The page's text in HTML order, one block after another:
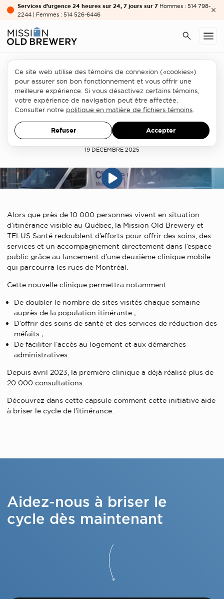
Services d’urgence 24 heures sur 24, 7 jours sur 7 Hommes : 514 798-
2244 | Femmes : 514 526-6446
Doubler la portée, doubler
l’impact : une deuxième clinique
mobile pour la Mission Old
Brewery
19 DÉCEMBRE 2025
Alors que près de 10 000 personnes vivent en situation
d’itinérance visible au Québec, la Mission Old Brewery et
TELUS Santé redoublent d’efforts pour offrir des soins, des
services et un accompagnement directement dans l’espace
public grâce au lancement d’une deuxième clinique mobile
qui parcourra les rues de Montréal.
Cette nouvelle clinique permettra notamment :
De doubler le nombre de sites visités chaque semaine
auprès de la population itinérante ;
D’offrir des soins de santé et des services de réduction des
méfaits ;
De faciliter l’accès au logement et aux démarches
administratives.
Depuis avril 2023, la première clinique a déjà réalisé plus de
20 000 consultations.
Découvrez dans cette capsule comment cette initiative aide
à briser le cycle de l'itinérance.
Aidez-nous à briser le
cycle dès maintenant
Ce site web utilise des témoins de connexion («cookies»)
pour assurer son bon fonctionnement et vous offrir une
meilleure expérience. Si vous désactivez certains témoins,
votre expérience de navigation peut être affectée.
Consulter notre politique en matière de fichiers témoins
Refuser Accepter